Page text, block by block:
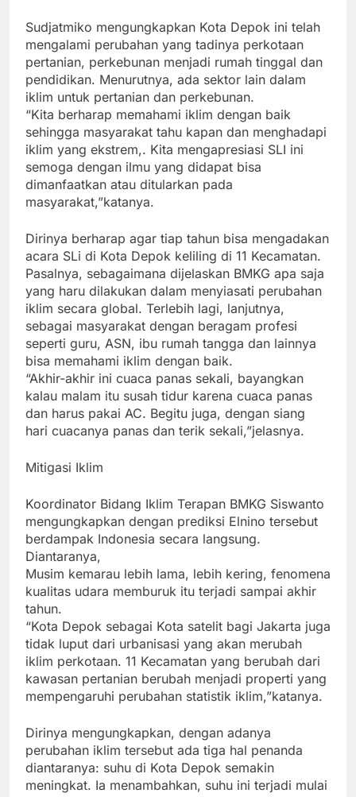
Sudjatmiko mengungkapkan Kota Depok ini telah
mengalami perubahan yang tadinya perkotaan
pertanian, perkebunan menjadi rumah tinggal dan
pendidikan. Menurutnya, ada sektor lain dalam
iklim untuk pertanian dan perkebunan.
“Kita berharap memahami iklim dengan baik
sehingga masyarakat tahu kapan dan menghadapi
iklim yang ekstrem,. Kita mengapresiasi SLI ini
semoga dengan ilmu yang didapat bisa
dimanfaatkan atau ditularkan pada
masyarakat,”katanya.
Dirinya berharap agar tiap tahun bisa mengadakan
acara SLi di Kota Depok keliling di 11 Kecamatan.
Pasalnya, sebagaimana dijelaskan BMKG apa saja
yang haru dilakukan dalam menyiasati perubahan
iklim secara global. Terlebih lagi, lanjutnya,
sebagai masyarakat dengan beragam profesi
seperti guru, ASN, ibu rumah tangga dan lainnya
bisa memahami iklim dengan baik.
“Akhir-akhir ini cuaca panas sekali, bayangkan
kalau malam itu susah tidur karena cuaca panas
dan harus pakai AC. Begitu juga, dengan siang
hari cuacanya panas dan terik sekali,”jelasnya.
Mitigasi Iklim
Koordinator Bidang Iklim Terapan BMKG Siswanto
mengungkapkan dengan prediksi Elnino tersebut
berdampak Indonesia secara langsung.
Diantaranya,
Musim kemarau lebih lama, lebih kering, fenomena
kualitas udara memburuk itu terjadi sampai akhir
tahun.
“Kota Depok sebagai Kota satelit bagi Jakarta juga
tidak luput dari urbanisasi yang akan merubah
iklim perkotaan. 11 Kecamatan yang berubah dari
kawasan pertanian berubah menjadi properti yang
mempengaruhi perubahan statistik iklim,”katanya.
Dirinya mengungkapkan, dengan adanya
perubahan iklim tersebut ada tiga hal penanda
diantaranya: suhu di Kota Depok semakin
meningkat. Ia menambahkan, suhu ini terjadi mulai